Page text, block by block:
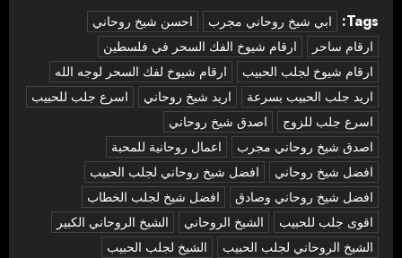
Tags: ‏ابي شيخ روحاني مجرب
احسن شيخ روحاني
ارقام ساحر
ارقام شيوخ الفك السحر في فلسطين
ارقام شيوخ لجلب الحبيب
ارقام شيوخ لفك السحر لوجه الله
اريد جلب الحبيب بسرعة
اريد شيخ روحاني
اسرع جلب للحبيب
اسرع جلب للزوج
اصدق شيخ روحاني
اصدق شيخ روحاني مجرب
اعمال روحانية للمحبة
افضل شيخ روحاني
افضل شيخ روحاني لجلب الحبيب
افضل شيخ روحاني وصادق
افضل شيخ لجلب الخطاب
اقوى جلب للحبيب
الشيخ الروحاني
الشيخ الروحاني الكبير
الشيخ الروحاني لجلب الحبيب
الشيخ لجلب الحبيب